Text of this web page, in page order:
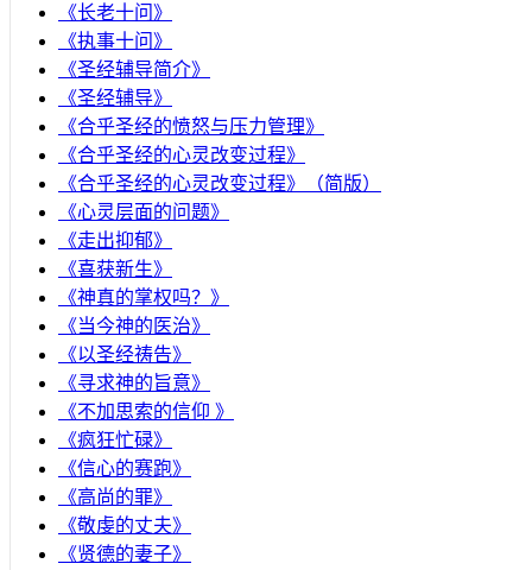
《长老十问》
《执事十问》
《圣经辅导简介》
《圣经辅导》
​《合乎圣经的愤怒与压力管理》
《合乎圣经的心灵改变过程》
《合乎圣经的心灵改变过程》（简版）
《心灵层面的问题》
《走出抑郁》
《喜获新生》
《神真的掌权吗？》
《当今神的医治》
《以圣经祷告》
《寻求神的旨意》
《不加思索的信仰 》
《疯狂忙碌》
《信心的赛跑》
《高尚的罪》
《敬虔的丈夫》
《贤德的妻子》